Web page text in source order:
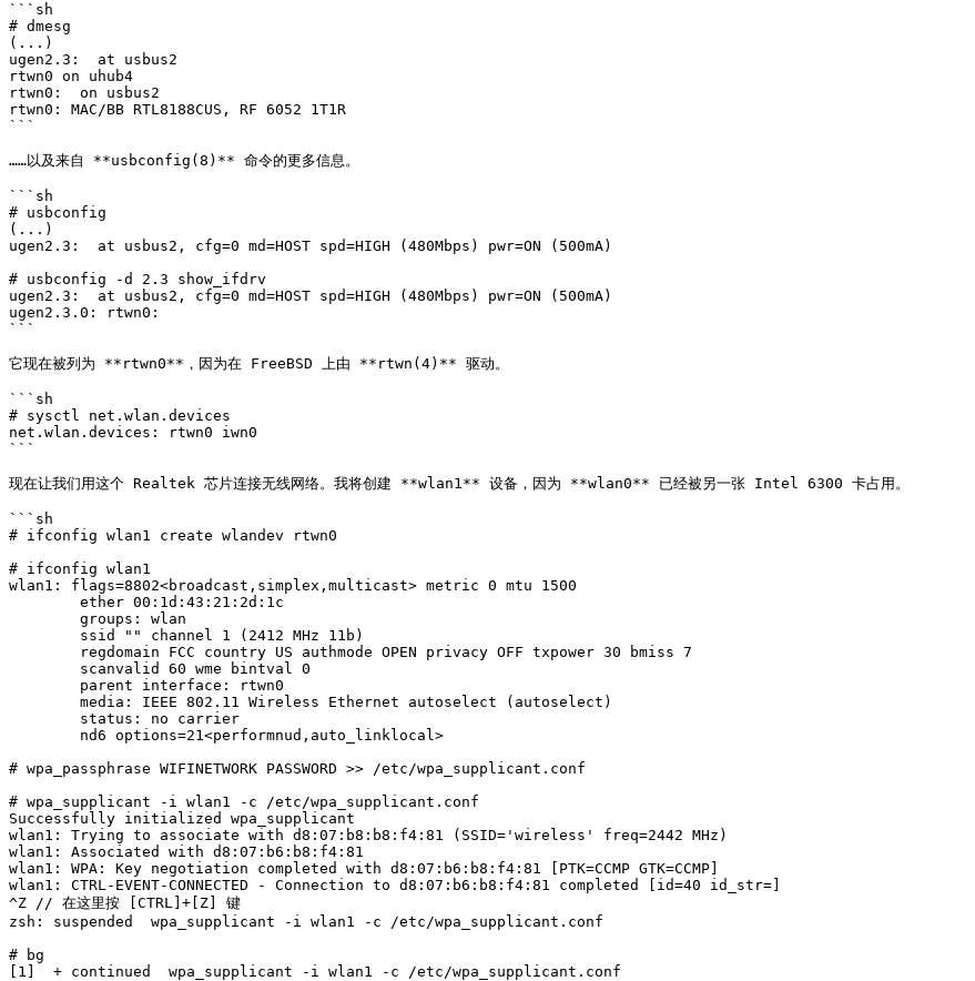
```sh
# dmesg
(...)
ugen2.3:  at usbus2
rtwn0 on uhub4
rtwn0:  on usbus2
rtwn0: MAC/BB RTL8188CUS, RF 6052 1T1R
```
……以及来自 **usbconfig(8)** 命令的更多信息。
```sh
# usbconfig
(...)
ugen2.3:  at usbus2, cfg=0 md=HOST spd=HIGH (480Mbps) pwr=ON (500mA)
# usbconfig -d 2.3 show_ifdrv
ugen2.3:  at usbus2, cfg=0 md=HOST spd=HIGH (480Mbps) pwr=ON (500mA)
ugen2.3.0: rtwn0:
```
它现在被列为 **rtwn0**，因为在 FreeBSD 上由 **rtwn(4)** 驱动。
```sh
# sysctl net.wlan.devices
net.wlan.devices: rtwn0 iwn0
```
现在让我们用这个 Realtek 芯片连接无线网络。我将创建 **wlan1** 设备，因为 **wlan0** 已经被另一张 Intel 6300 卡占用。
```sh
# ifconfig wlan1 create wlandev rtwn0
# ifconfig wlan1
wlan1: flags=8802<broadcast,simplex,multicast> metric 0 mtu 1500
# wpa_passphrase WIFINETWORK PASSWORD >> /etc/wpa_supplicant.conf
# wpa_supplicant -i wlan1 -c /etc/wpa_supplicant.conf
Successfully initialized wpa_supplicant
wlan1: Trying to associate with d8:07:b8:b8:f4:81 (SSID='wireless' freq=2442 MHz)
wlan1: Associated with d8:07:b6:b8:f4:81
wlan1: WPA: Key negotiation completed with d8:07:b6:b8:f4:81 [PTK=CCMP GTK=CCMP]
wlan1: CTRL-EVENT-CONNECTED - Connection to d8:07:b6:b8:f4:81 completed [id=40 id_str=]
^Z // 在这里按 [CTRL]+[Z] 键
zsh: suspended  wpa_supplicant -i wlan1 -c /etc/wpa_supplicant.conf
# bg
[1]  + continued  wpa_supplicant -i wlan1 -c /etc/wpa_supplicant.conf